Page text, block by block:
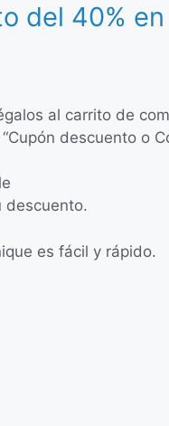
del 40% en
al carrito de
descuento o
descuento.
es fácil y rápido.